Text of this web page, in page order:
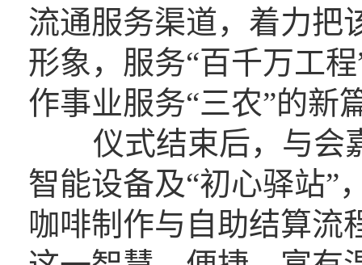
流通服务渠道，着力把
形象，服务“百千万工
作事业服务“三农”的新
仪式结束后，与会
智能设备及“初心驿站”
咖啡制作与自助结算流